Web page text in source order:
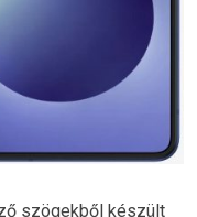
szögekből készült